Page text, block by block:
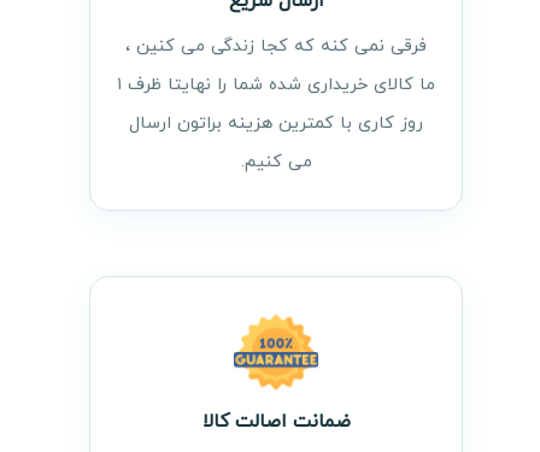
فرقی نمی کنه که کجا زندگی می کنین ،
ما کالای خریداری شده شما را نهایتا ظرف ۱
روز کاری با کمترین هزینه براتون ارسال
می کنیم.
ضمانت اصالت کالا